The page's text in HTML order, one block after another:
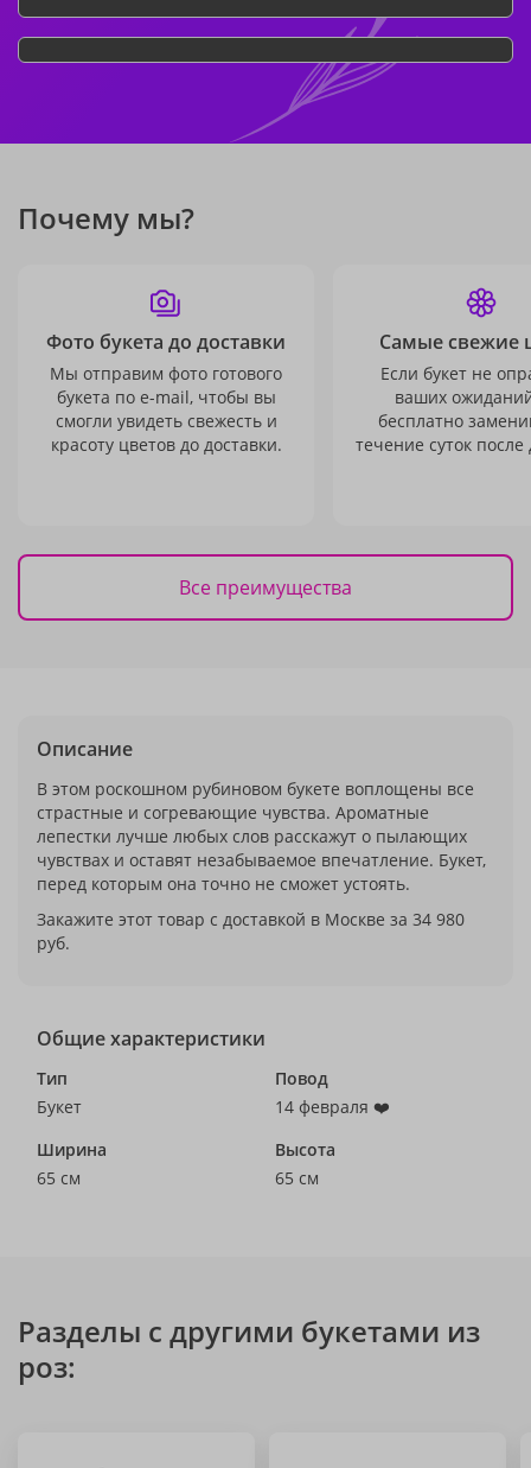
Почему мы?
Фото букета до доставки
Мы отправим фото готового
букета по e-mail, чтобы вы
смогли увидеть свежесть и
красоту цветов до доставки.
Самые свежие
Если букет не
ваших
бесплатно
течение суток после
Все преимущества
Описание
В этом роскошном рубиновом букете воплощены все
страстные и согревающие чувства. Ароматные
лепестки лучше любых слов расскажут о пылающих
чувствах и оставят незабываемое впечатление. Букет,
перед которым она точно не сможет устоять.
Закажите этот товар с доставкой в Москве за 34 980
руб.
Общие характеристики
Тип
Букет
Повод
14 февраля ❤️
Ширина
65 см
Высота
65 см
Разделы с другими букетами из
роз: